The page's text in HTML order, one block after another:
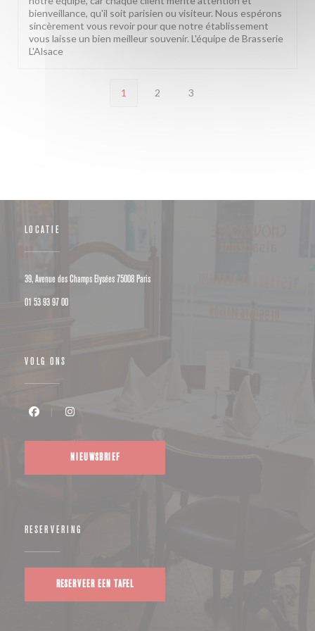
bienveillance, qu'il soit parisien ou visiteur. Nous espérons
sincèrement vous revoir pour que notre établissement
vous laisse un bien meilleur souvenir. L'équipe de Brasserie
L'Alsace
1 2 3
LOCATIE
39, Avenue des Champs Elysées 75008 Paris((opent in een nieuw venster))
01 53 93 97 00
VOLG ONS
NIEUWSBRIEF
RESERVERING
RESERVEER EEN TAFEL